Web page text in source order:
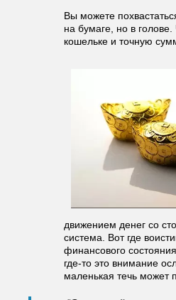
Вы можете
на бумаге, но в голове.
кошельке и точную
движением денег со
система. Вот где
финансового
где-то это внимание
маленькая течь может